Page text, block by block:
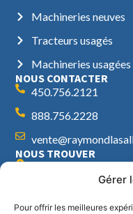
Gérer
Pour offrir les meilleures
Machineries neuves
Tracteurs usagés
Machineries usagées
NOUS CONTACTER
450.756.2121
888.756.2228
NOUS TROUVER
St-Thomas de